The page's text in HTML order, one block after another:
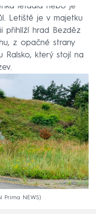
letadla nebo je
Letiště je v majetku
přihlíží hrad Bezděz
z opačné strany
Ralsko, který stojí na
Prima NEWS